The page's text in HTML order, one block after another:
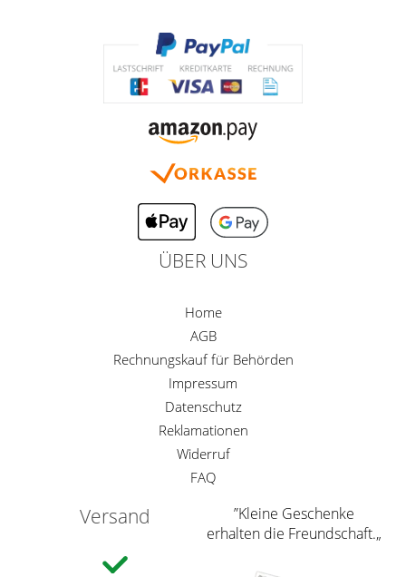
ÜBER UNS
Home
AGB
Rechnungskauf für Behörden
Impressum
Datenschutz
Reklamationen
Widerruf
FAQ
Versand
”Kleine Geschenke
erhalten die Freundschaft.„